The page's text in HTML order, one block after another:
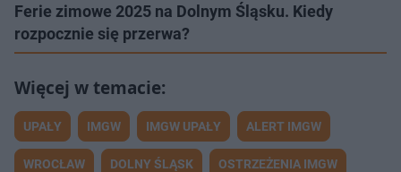
Ferie zimowe 2025 na Dolnym Śląsku. Kiedy
rozpocznie się przerwa?
UPAŁY IMGW IMGW UPAŁY ALERT IMGW
WROCŁAW DOLNY ŚLĄSK OSTRZEŻENIA IMGW